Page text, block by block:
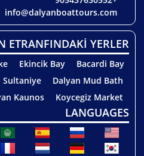
info@dalyanboattours.com
ETRANFINDAKİ YERLER
Bacardi Bay
Ekincik Bay
Dalyan Mud Bath
Sultaniye
Koycegiz Market
Kaunos
LANGUAGES